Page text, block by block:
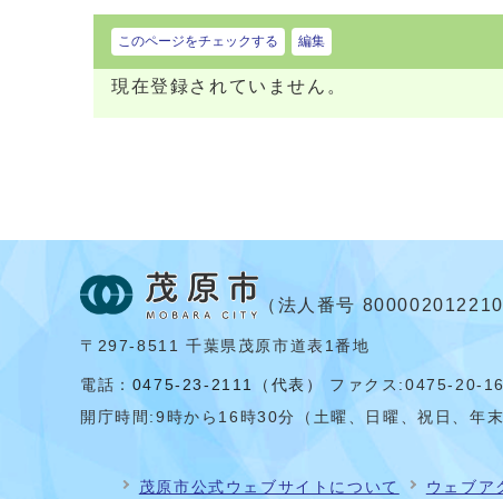
このページをチェックする 編集
現在登録されていません。
（法人番号
〒297-8511 千葉県茂原市道表1番地
電話： 0475-23-2111（代表）
ファクス:0475-20-
開庁時間:9時から16時30分（土曜、日曜、祝日、年
茂原市公式ウェブサイトについて ウェブア